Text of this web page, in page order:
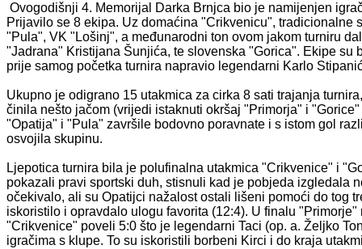
Ovogodišnji 4. Memorijal Darka Brnjca bio je namijenjen
Prijavilo se 8 ekipa. Uz domaćina "Crikvenicu",
"Pula", VK "Lošinj", a međunarodni ton ovom jakom turniru
"Jadrana" Kristijana Šunjića, te slovenska "Gorica". Ekipe
prije samog početka turnira napravio legendarni Karlo
Ukupno je odigrano 15 utakmica za cirka 8 sati trajanja
činila nešto jačom (vrijedi istaknuti okršaj "Primorja" i
"Opatija" i "Pula" završile bodovno poravnate i s istom gol
osvojila skupinu.
Ljepotica turnira bila je polufinalna utakmica "Crikvenice" i
pokazali pravi sportski duh, stisnuli kad je pobjeda izgledala
očekivalo, ali su Opatijci nažalost ostali lišeni pomoći do tog
iskoristilo i opravdalo ulogu favorita (12:4). U finalu
"Crikvenice" poveli 5:0 što je legendarni Taci (op. a. Željko
igračima s klupe. To su iskoristili borbeni Kirci i do kraja